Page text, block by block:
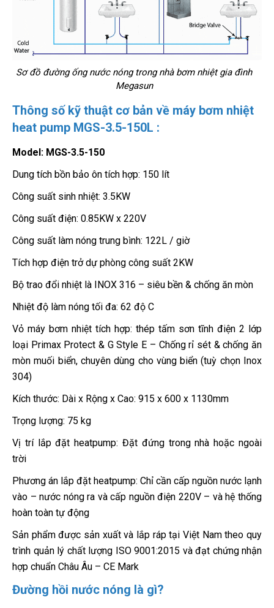
Sơ đồ đường ống nước nóng trong nhà bơm nhiệt gia đình
Megasun
Thông số kỹ thuật cơ bản về máy bơm nhiệt
heat pump MGS-3.5-150L :
Model: MGS-3.5-150
Dung tích bồn bảo ôn tích hợp: 150 lít
Công suất sinh nhiệt: 3.5KW
Công suất điện: 0.85KW x 220V
Công suất làm nóng trung bình: 122L / giờ
Tích hợp điện trở dự phòng công suất 2KW
Bộ trao đổi nhiệt là INOX 316 – siêu bền & chống ăn mòn
Nhiệt độ làm nóng tối đa: 62 độ C
Vỏ máy bơm nhiệt tích hợp: thép tấm sơn tĩnh điện 2 lớp
loại Primax Protect & G Style E – Chống rỉ sét & chống ăn
mòn muối biển, chuyên dùng cho vùng biển (tuỳ chọn Inox
304)
Kích thước: Dài x Rộng x Cao: 915 x 600 x 1130mm
Trọng lượng: 75 kg
Vị trí lắp đặt heatpump: Đặt đứng trong nhà hoặc ngoài
trời
Phương án lắp đặt heatpump: Chỉ cần cấp nguồn nước lạnh
vào – nước nóng ra và cấp nguồn điện 220V – và hệ thống
hoàn toàn tự động
Sản phẩm được sản xuất và lắp ráp tại Việt Nam theo quy
trình quản lý chất lượng ISO 9001:2015 và đạt chứng nhận
hợp chuẩn Châu Âu – CE Mark
Đường hồi nước nóng là gì?